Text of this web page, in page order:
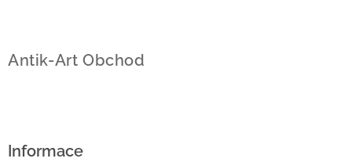
Antik-Art Obchod
Informace